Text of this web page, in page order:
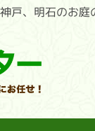
戸、明石のお庭